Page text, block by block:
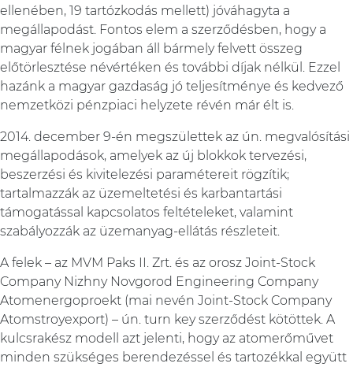
ellenében, 19 tartózkodás mellett) jóváhagyta a
megállapodást. Fontos elem a szerződésben, hogy a
magyar félnek jogában áll bármely felvett összeg
előtörlesztése névértéken és további díjak nélkül. Ezzel
hazánk a magyar gazdaság jó teljesítménye és kedvező
nemzetközi pénzpiaci helyzete révén már élt is.
2014. december 9-én megszülettek az ún. megvalósítási
megállapodások, amelyek az új blokkok tervezési,
beszerzési és kivitelezési paramétereit rögzítik;
tartalmazzák az üzemeltetési és karbantartási
támogatással kapcsolatos feltételeket, valamint
szabályozzák az üzemanyag-ellátás részleteit.
A felek – az MVM Paks II. Zrt. és az orosz Joint-Stock
Company Nizhny Novgorod Engineering Company
Atomenergoproekt (mai nevén Joint-Stock Company
Atomstroyexport) – ún. turn key szerződést kötöttek. A
kulcsrakész modell azt jelenti, hogy az atomerőművet
minden szükséges berendezéssel és tartozékkal együtt